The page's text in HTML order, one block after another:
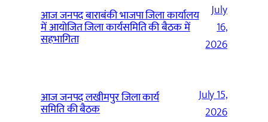
आज जनपद बाराबंकी भाजपा जिला कार्यालय
में आयोजित जिला कार्यसमिति की बैठक में
सहभागिता
July
16,
2026
आज जनपद लखीमपुर जिला कार्य
समिति की बैठक
July 15,
2026